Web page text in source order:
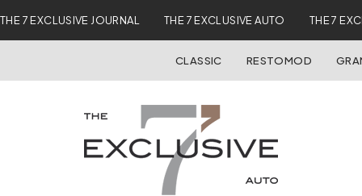
THE 7 EXCLUSIVE JOURNAL THE 7 EXCLUSIVE AUTO THE 7
CLASSIC RESTOMOD